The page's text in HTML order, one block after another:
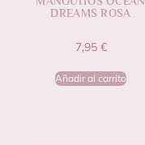
DREAMS ROSA
7,95 €
Añadir al carrito